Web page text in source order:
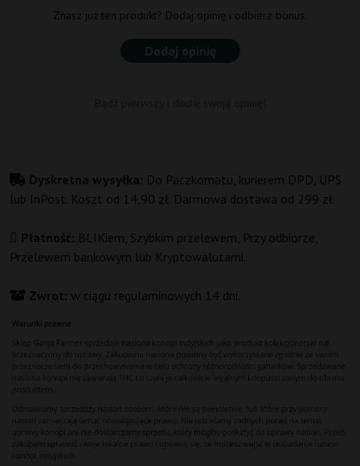
Znasz już ten produkt? Dodaj opinię i odbierz bonus.
Dodaj opinię
Dyskretna wysyłka: Do Paczkomatu, kurierem DPD, UPS
lub InPost. Koszt od 14,90 zł. Darmowa dostawa od 299 zł.
Płatność: BLIKiem, Szybkim przelewem, Przy odbiorze,
Przelewem bankowym lub Kryptowalutami.
Zwrot: w ciągu regulaminowych 14 dni.